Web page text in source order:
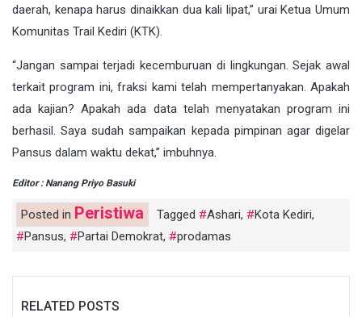
daerah, kenapa harus dinaikkan dua kali lipat,” urai Ketua Umum
Komunitas Trail Kediri (KTK).
“Jangan sampai terjadi kecemburuan di lingkungan. Sejak awal
terkait program ini, fraksi kami telah mempertanyakan. Apakah
ada kajian? Apakah ada data telah menyatakan program ini
berhasil. Saya sudah sampaikan kepada pimpinan agar digelar
Pansus dalam waktu dekat,” imbuhnya.
Editor : Nanang Priyo Basuki
Posted in Peristiwa Tagged Ashari, Kota Kediri,
Pansus, Partai Demokrat, prodamas
RELATED POSTS